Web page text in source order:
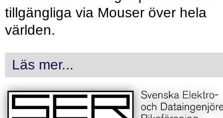
tillgängliga via Mouser över hela
världen.
Läs mer...